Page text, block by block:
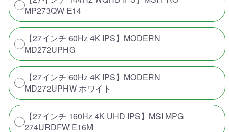
MP273QW E14
【27インチ 60Hz 4K IPS】MODERN
MD272UPHG
【27インチ 60Hz 4K IPS】MODERN
MD272UPHW ホワイト
【27インチ 160Hz 4K UHD IPS】MSI MPG
274URDFW E16M